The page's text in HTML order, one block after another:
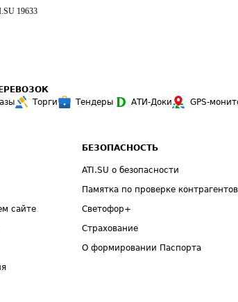
19633
Торги Тендеры АТИ-Доки GPS-
сайте
БЕЗОПАСНОСТЬ
ATI.SU о безопасности
Памятка по проверке контрагентов
Светофор+
Страхование
О формировании Паспорта